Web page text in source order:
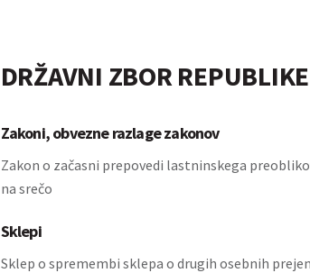
DRŽAVNI ZBOR
Zakoni, obvezne razlage zakonov
Zakon o začasni prepovedi lastninskega
na srečo
Sklepi
Sklep o spremembi sklepa o drugih osebnih